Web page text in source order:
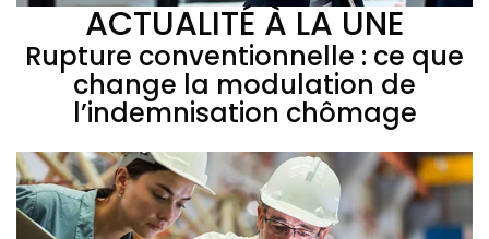
ACTUALITÉ À LA UNE
Rupture conventionnelle : ce que
change la modulation de
l’indemnisation chômage